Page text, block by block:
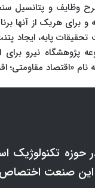
طرح اولویت دار، شرح
برای هریک از آنها
پایه، ایجاد
نیرو برای
نام «اقتصاد
صنعت اختصاص